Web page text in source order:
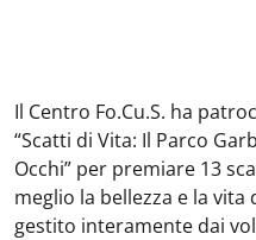
Il Centro Fo.Cu.S. ha
“Scatti di Vita: Il Parco
Occhi” per premiare 13
meglio la bellezza e la
gestito interamente dai